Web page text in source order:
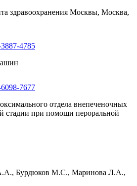
здравоохранения Москвы, Москва,
4785
7677
отдела внепеченочных
стадии при помощи пероральной
, Бурдюков М.С., Маринова Л.А.,